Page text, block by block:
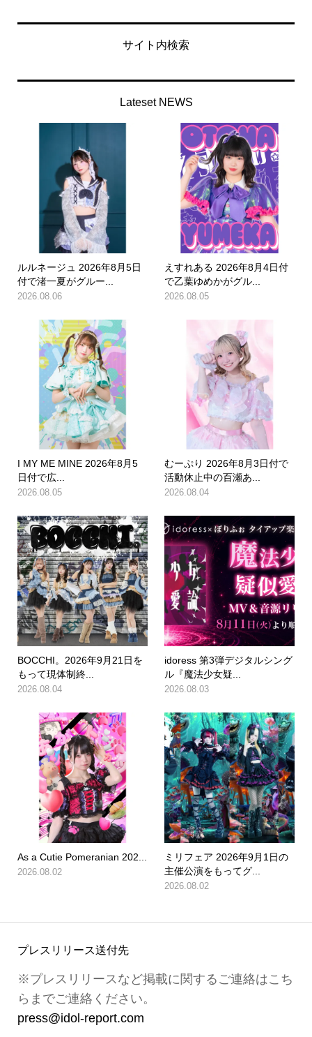
サイト内検索
Lateset NEWS
ルルネージュ 2026年8月5日
付で渚一夏がグルー...
2026.08.06
えすれある 2026年8月4日付
で乙葉ゆめかがグル...
2026.08.05
I MY ME MINE 2026年8月5
日付で広...
2026.08.05
むーぷり 2026年8月3日付で
活動休止中の百瀬あ...
2026.08.04
BOCCHI。2026年9月21日を
もって現体制終...
2026.08.04
idoress 第3弾デジタルシング
ル『魔法少女疑...
2026.08.03
As a Cutie Pomeranian 202...
2026.08.02
ミリフェア 2026年9月1日の
主催公演をもってグ...
2026.08.02
プレスリリース送付先
※プレスリリースなど掲載に関するご連絡はこち
らまでご連絡ください。
press@idol-report.com